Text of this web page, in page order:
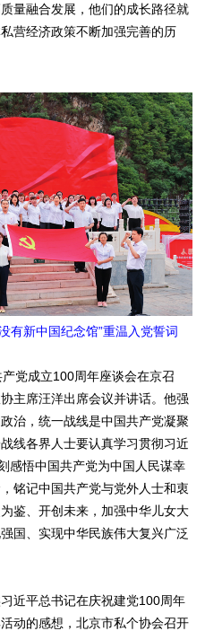
量融合发展，他们的成长路径就
营经济政策不断加强完善的历
有新中国纪念馆”重温入党誓词
党成立100周年座谈会在京召
主席汪洋出席会议并讲话。他强
治，统一战线是中国共产党凝聚
线各界人士要认真学习贯彻习近
感悟中国共产党为中国人民谋幸
铭记中国共产党与党外人士和衷
鉴、开创未来，加强中华儿女大
国、实现中华民族伟大复兴广泛
平总书记在庆祝建党100周年
动的感想，北京市私个协会召开